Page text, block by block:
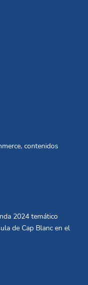
contenidos
2024 temático
de Cap Blanc en el